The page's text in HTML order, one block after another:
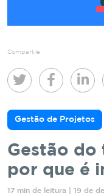
Compartile
Gestão de Projetos
Gestão do
por que é
17 min de leitura | 19 de